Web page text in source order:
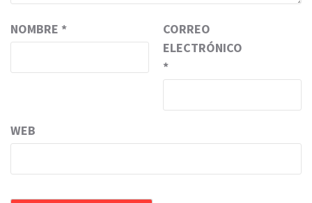
NOMBRE *
CORREO
ELECTRÓNICO
*
WEB